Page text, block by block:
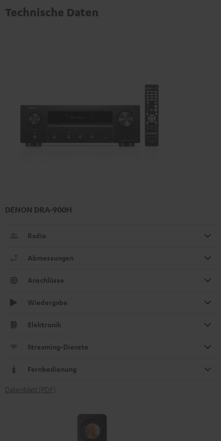
Technische Daten
DENON DRA-900H
Radio
Abmessungen
Anschlüsse
Wiedergabe
Elektronik
Streaming-Dienste
Fernbedienung
Datenblatt [PDF]